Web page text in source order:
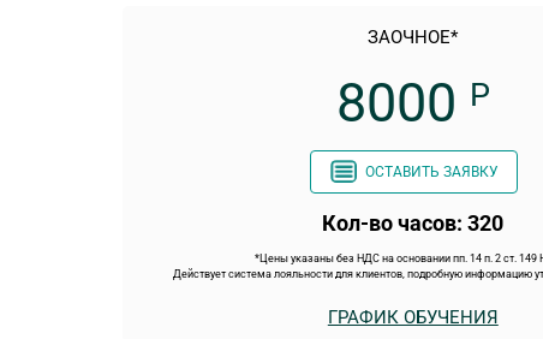
ЗАОЧНОЕ*
8000 Р
ОСТАВИТЬ ЗАЯВКУ
Кол-во часов: 320
*Цены указаны без НДС на основании пп. 14 п. 2 ст. 149
Действует система лояльности для клиентов, подробную информацию
ГРАФИК ОБУЧЕНИЯ